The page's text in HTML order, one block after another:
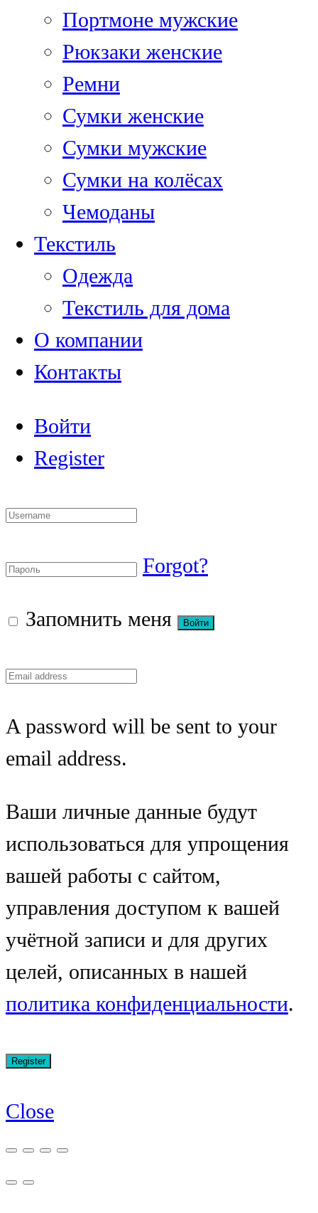
Портмоне мужские
Рюкзаки женские
Ремни
Сумки женские
Сумки мужские
Сумки на колёсах
Чемоданы
Текстиль
Одежда
Текстиль для дома
О компании
Контакты
Войти
Register
Forgot?
Запомнить меня
A password will be sent to your
email address.
Ваши личные данные будут
использоваться для упрощения
вашей работы с сайтом,
управления доступом к вашей
учётной записи и для других
целей, описанных в нашей
политика конфиденциальности.
Close